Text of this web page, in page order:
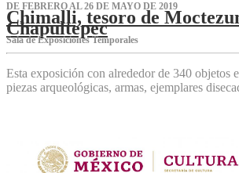
DE FEBRERO AL 26 DE MAYO DE 2019
Chimalli, tesoro de
Chapultepec
Sala de Exposiciones Temporales
Esta exposición con alrededor de 340 objetos
piezas arqueológicas, armas, ejemplares